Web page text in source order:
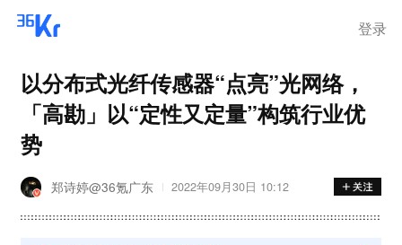
登录
以分布式光纤传感器“点亮”光网络，
「高勘」以“定性又定量”构筑行业优
势
郑诗婷@36氪广东 2022年09月30日 10:12